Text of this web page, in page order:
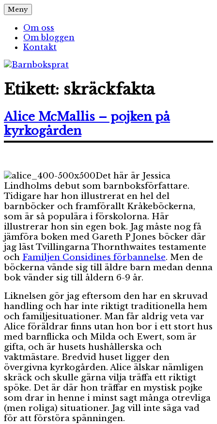
Hoppa
till
innehåll
Barnboksprat
– en blogg om barnböcker
Meny
Om oss
Om bloggen
Kontakt
Etikett: skräckfakta
Alice McMallis – pojken på
kyrkogården
Det här är Jessica
Lindholms debut som barnboksförfattare.
Tidigare har hon illustrerat en hel del
barnböcker och framförallt Kråkeböckerna,
som är så populära i förskolorna. Här
illustrerar hon sin egen bok. Jag måste nog få
jämföra boken med Gareth P Jones böcker där
jag läst Tvillingarna Thornthwaites testamente
och Familjen Considines förbannelse. Men de
böckerna vände sig till äldre barn medan denna
bok vänder sig till åldern 6-9 år.
Liknelsen gör jag eftersom den har en skruvad
handling och har inte riktigt traditionella hem
och familjesituationer. Man får aldrig veta var
Alice föräldrar finns utan hon bor i ett stort hus
med barnflicka och Milda och Ewert, som är
gifta, och är husets hushållerska och
vaktmästare. Bredvid huset ligger den
övergivna kyrkogården. Alice älskar nämligen
skräck och skulle gärna vilja träffa ett riktigt
spöke. Det är där hon träffar en mystisk pojke
som drar in henne i minst sagt många otrevliga
(men roliga) situationer. Jag vill inte säga vad
för att förstöra spänningen.